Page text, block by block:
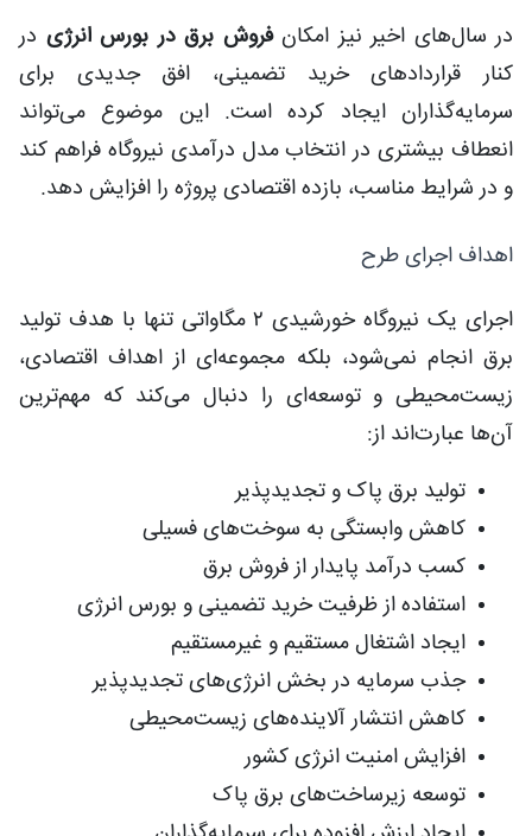
در سال‌های اخیر نیز امکانفروش برق در بورس انرژی در
کنار قراردادهای خرید تضمینی، افق جدیدی برای
سرمایه‌گذاران ایجاد کرده است. این موضوع می‌تواند
انعطاف بیشتری در انتخاب مدل درآمدی نیروگاه فراهم کند
و در شرایط مناسب، بازده اقتصادی پروژه را افزایش دهد.
اهداف اجرای طرح
اجرای یک نیروگاه خورشیدی ۲ مگاواتی تنها با هدف تولید
برق انجام نمی‌شود، بلکه مجموعه‌ای از اهداف اقتصادی،
زیست‌محیطی و توسعه‌ای را دنبال می‌کند که مهم‌ترین
آن‌ها عبارت‌اند از:
تولید برق پاک و تجدیدپذیر
کاهش وابستگی به سوخت‌های فسیلی
کسب درآمد پایدار از فروش برق
استفاده از ظرفیت خرید تضمینی و بورس انرژی
ایجاد اشتغال مستقیم و غیرمستقیم
جذب سرمایه در بخش انرژی‌های تجدیدپذیر
کاهش انتشار آلاینده‌های زیست‌محیطی
افزایش امنیت انرژی کشور
توسعه زیرساخت‌های برق پاک